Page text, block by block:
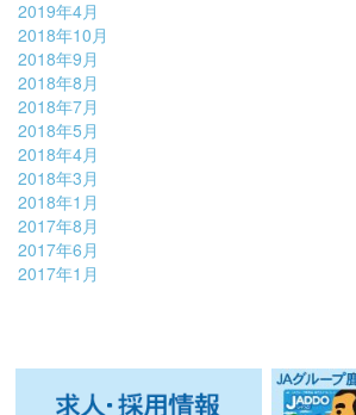
2019年4月
2018年10月
2018年9月
2018年8月
2018年7月
2018年5月
2018年4月
2018年3月
2018年1月
2017年8月
2017年6月
2017年1月